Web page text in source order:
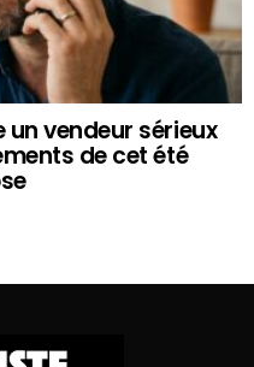
vendeur sérieux
de cet été